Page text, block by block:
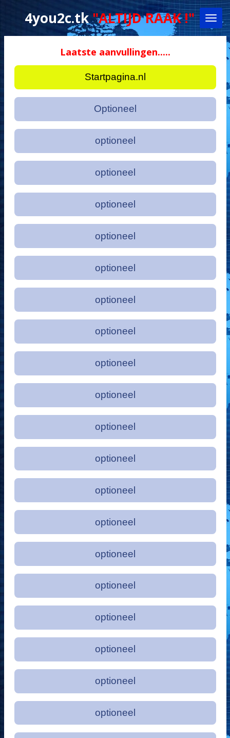
4you2c.tk"ALTIJD RAAK !"
Laatste aanvullingen.....
Startpagina.nl
Optioneel
optioneel
optioneel
optioneel
optioneel
optioneel
optioneel
optioneel
optioneel
optioneel
optioneel
optioneel
optioneel
optioneel
optioneel
optioneel
optioneel
optioneel
optioneel
optioneel